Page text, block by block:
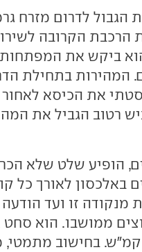
הגבול לדרום מזרח
הקרובה
הוא ביקש את
את הכיסא לאחור
הופיע שלט שלא
באלכסון לאורך כל
מנקודה זו ועד
ממושבו. הוא
והמחוג קפץ ל-200 קמ"ש.